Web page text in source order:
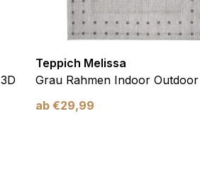
Teppich Melissa
Grau Rahmen Indoor Outdoor
ab €29,99
Benutzer relevant und
sind solche, die analysiert